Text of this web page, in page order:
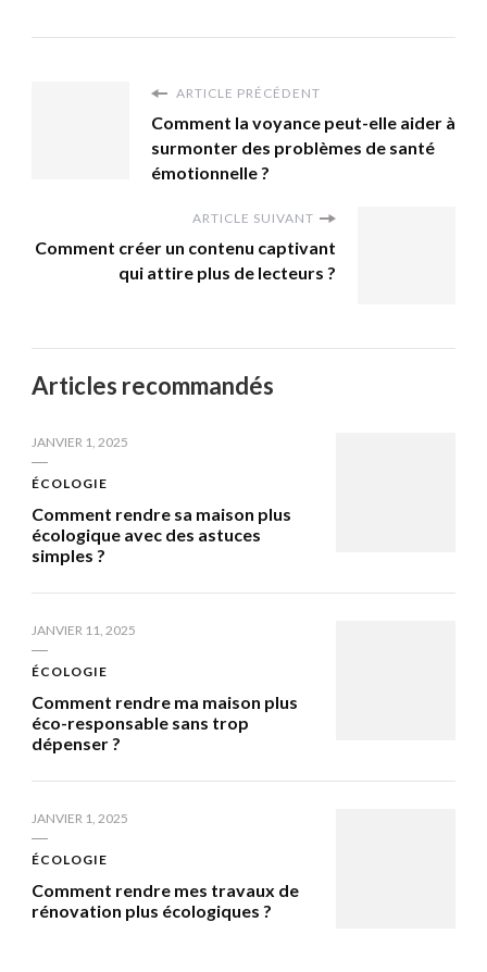
ARTICLE PRÉCÉDENT
Comment la voyance peut-elle aider à
surmonter des problèmes de santé
émotionnelle ?
ARTICLE SUIVANT
Comment créer un contenu captivant
qui attire plus de lecteurs ?
Articles recommandés
JANVIER 1, 2025
ÉCOLOGIE
Comment rendre sa maison plus
écologique avec des astuces
simples ?
JANVIER 11, 2025
ÉCOLOGIE
Comment rendre ma maison plus
éco-responsable sans trop
dépenser ?
JANVIER 1, 2025
ÉCOLOGIE
Comment rendre mes travaux de
rénovation plus écologiques ?